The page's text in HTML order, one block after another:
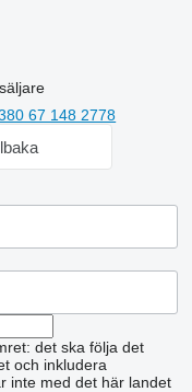
67 148 2778
det ska följa det
och inkludera
inte med det här landet